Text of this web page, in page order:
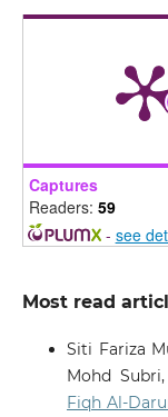
INISIATIF
International
Management
Captures
Readers: 59
- see
Most read
Siti Fariza
Mohd
Fiqh Al-